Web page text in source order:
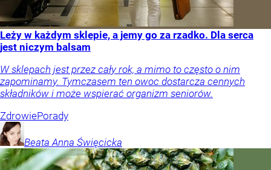
Leży w każdym sklepie, a jemy go za rzadko. Dla serca
jest niczym balsam
W sklepach jest przez cały rok, a mimo to często o nim
zapominamy. Tymczasem ten owoc dostarcza cennych
składników i może wspierać organizm seniorów.
ZdrowiePorady
Beata Anna Święcicka